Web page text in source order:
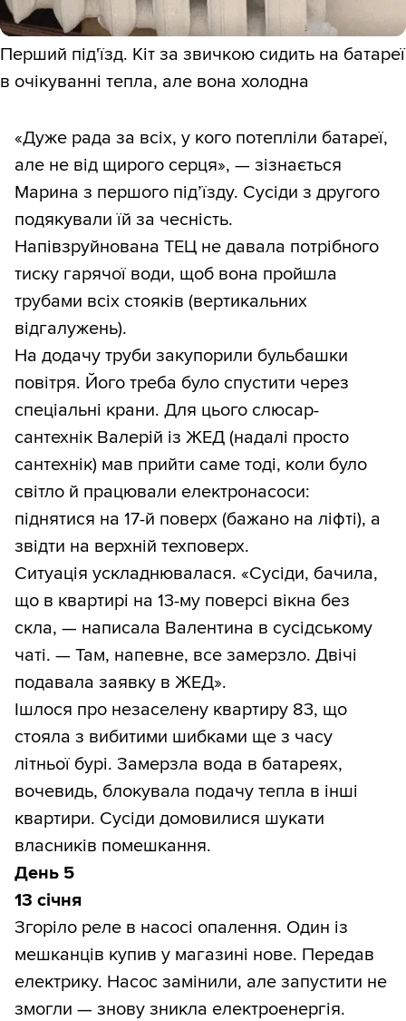
Перший під'їзд. Кіт за звичкою сидить на батареї
в очікуванні тепла, але вона холодна
«Дуже рада за всіх, у кого потепліли батареї,
але не від щирого серця», — зізнається
Марина з першого під’їзду. Сусіди з другого
подякували їй за чесність.
Напівзруйнована ТЕЦ не давала потрібного
тиску гарячої води, щоб вона пройшла
трубами всіх стояків (вертикальних
відгалужень).
На додачу труби закупорили бульбашки
повітря. Його треба було спустити через
спеціальні крани. Для цього слюсар-
сантехнік Валерій із ЖЕД (надалі просто
сантехнік) мав прийти саме тоді, коли було
світло й працювали електронасоси:
піднятися на 17-й поверх (бажано на ліфті), а
звідти на верхній техповерх.
Ситуація ускладнювалася. «Сусіди, бачила,
що в квартирі на 13-му поверсі вікна без
скла, — написала Валентина в сусідському
чаті. — Там, напевне, все замерзло. Двічі
подавала заявку в ЖЕД».
Ішлося про незаселену квартиру 83, що
стояла з вибитими шибками ще з часу
літньої бурі. Замерзла вода в батареях,
вочевидь, блокувала подачу тепла в інші
квартири. Сусіди домовилися шукати
власників помешкання.
День 5
13 січня
Згоріло реле в насосі опалення. Один із
мешканців купив у магазині нове. Передав
електрику. Насос замінили, але запустити не
змогли — знову зникла електроенергія.